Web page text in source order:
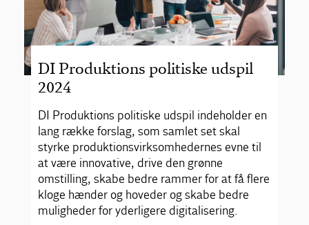
DI Produktions politiske udspil
2024
DI Produktions politiske udspil indeholder en
lang række forslag, som samlet set skal
styrke produktionsvirksomhedernes evne til
at være innovative, drive den grønne
omstilling, skabe bedre rammer for at få flere
kloge hænder og hoveder og skabe bedre
muligheder for yderligere digitalisering.